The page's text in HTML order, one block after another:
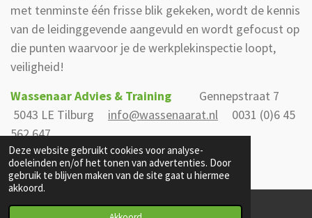
Deze website gebruikt cookies voor analyse-
doeleinden en/of het tonen van advertenties. Door
gebruik te blijven maken van de site gaat u hiermee
akkoord.
met tenminste één frisse blik gekeken, wordt de kennis
van de leidinggevende aangevuld en wordt gefocust op
die punten waarvoor je de werkplekinspectie loopt,
veiligheid!
Wassenaar Advies & Training Gennepstraat 7
5043 LE Tilburg info@wassenaarat.nl 0031 (0)6 45
562 647